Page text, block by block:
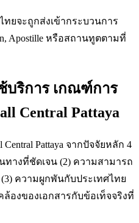
ทยจะถูกส่งเข้ากระบวนการ
Apostille หรือสถานทูตตามที่
บริการ เกณฑ์การ
Central Pattaya
Pattaya จากปัจจัยหลัก 4
ทางที่ชัดเจน (2) ความสามารถ
ความผูกพันกับประเทศไทย
ล้องของเอกสารกับข้อเท็จจริงที่